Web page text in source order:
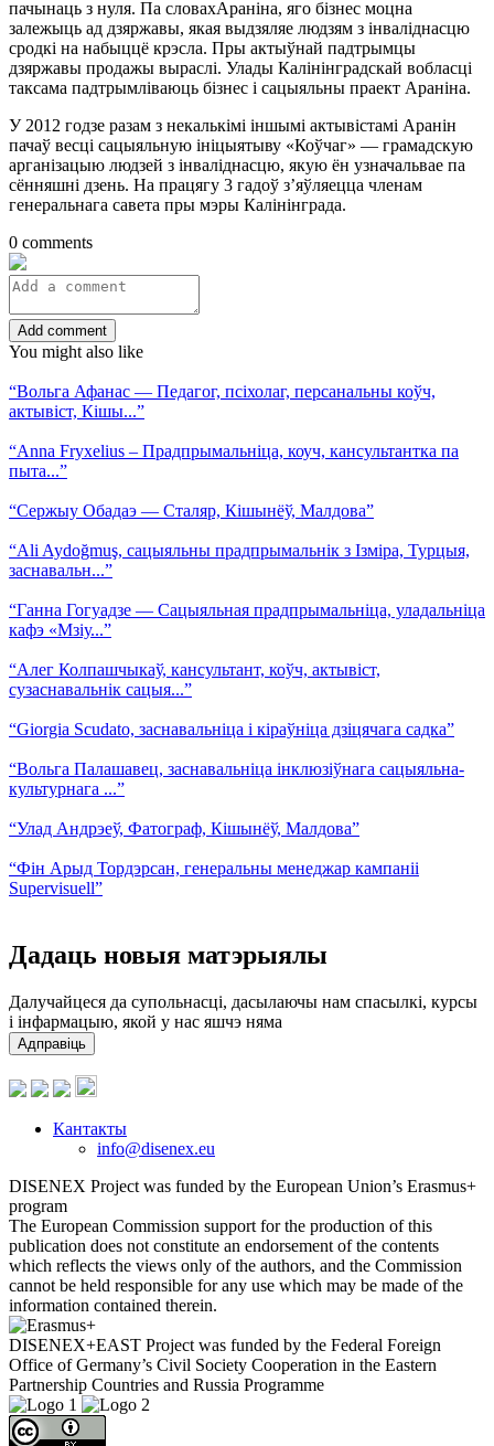
пачынаць з нуля. Па словахАраніна, яго бізнес моцна
залежыць ад дзяржавы, якая выдзяляе людзям з інваліднасцю
сродкі на набыццё крэсла. Пры актыўнай падтрымцы
дзяржавы продажы выраслі. Улады Калінінградскай вобласці
таксама падтрымліваюць бізнес і сацыяльны праект Араніна.
У 2012 годзе разам з некалькімі іншымі актывістамі Аранін
пачаў весці сацыяльную ініцыятыву «Коўчаг» — грамадскую
арганізацыю людзей з інваліднасцю, якую ён узначальвае па
сённяшні дзень. На працягу 3 гадоў з’яўляецца членам
генеральнага савета пры мэры Калінінграда.
0 comments
Add comment
You might also like
“Вольга Афанас — Педагог, псіхолаг, персанальны коўч,
актывіст, Кішы...”
“Anna Fryxelius – Прадпрымальніца, коуч, кансультантка па
пыта...”
“Сержыу Обадаэ — Сталяр, Кішынёў, Малдова”
“Ali Aydoğmuş, сацыяльны прадпрымальнік з Ізміра, Турцыя,
заснавальн...”
“Ганна Гогуадзе — Сацыяльная прадпрымальніца, уладальніца
кафэ «Мзіу...”
“Алег Колпашчыкаў, кансультант, коўч, актывіст,
сузаснавальнік сацыя...”
“Giorgia Scudato, заснавальніца і кіраўніца дзіцячага садка”
“Вольга Палашавец, заснавальніца інклюзіўнага сацыяльна-
культурнага ...”
“Улад Андрэеў, Фатограф, Кішынёў, Малдова”
“Фін Арыд Тордэрсан, генеральны менеджар кампаніі
Supervisuell”
Дадаць новыя матэрыялы
Далучайцеся да супольнасці, дасылаючы нам спасылкі, курсы
і інфармацыю, якой у нас яшчэ няма
Адправіць
Кантакты
info@disenex.eu
DISENEX Project was funded by the European Union’s Erasmus+
program
The European Commission support for the production of this
publication does not constitute an endorsement of the contents
which reflects the views only of the authors, and the Commission
cannot be held responsible for any use which may be made of the
information contained therein.
DISENEX+EAST Project was funded by the Federal Foreign
Office of Germany’s Civil Society Cooperation in the Eastern
Partnership Countries and Russia Programme